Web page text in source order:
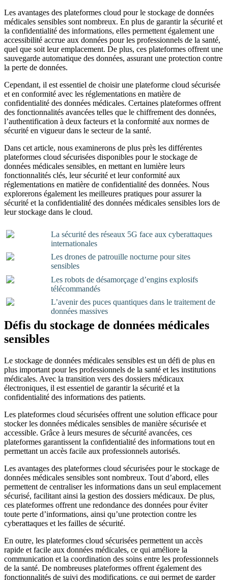
Les avantages des plateformes cloud pour le stockage de données
médicales sensibles sont nombreux. En plus de garantir la sécurité et
la confidentialité des informations, elles permettent également une
accessibilité accrue aux données pour les professionnels de la santé,
quel que soit leur emplacement. De plus, ces plateformes offrent une
sauvegarde automatique des données, assurant une protection contre
la perte de données.
Cependant, il est essentiel de choisir une plateforme cloud sécurisée
et en conformité avec les réglementations en matière de
confidentialité des données médicales. Certaines plateformes offrent
des fonctionnalités avancées telles que le chiffrement des données,
l’authentification à deux facteurs et la conformité aux normes de
sécurité en vigueur dans le secteur de la santé.
Dans cet article, nous examinerons de plus près les différentes
plateformes cloud sécurisées disponibles pour le stockage de
données médicales sensibles, en mettant en lumière leurs
fonctionnalités clés, leur sécurité et leur conformité aux
réglementations en matière de confidentialité des données. Nous
explorerons également les meilleures pratiques pour assurer la
sécurité et la confidentialité des données médicales sensibles lors de
leur stockage dans le cloud.
La sécurité des réseaux 5G face aux cyberattaques
internationales
Les drones de patrouille nocturne pour sites
sensibles
Les robots de désamorçage d’engins explosifs
télécommandés
L’avenir des puces quantiques dans le traitement de
données massives
Défis du stockage de données médicales
sensibles
Le stockage de données médicales sensibles est un défi de plus en
plus important pour les professionnels de la santé et les institutions
médicales. Avec la transition vers des dossiers médicaux
électroniques, il est essentiel de garantir la sécurité et la
confidentialité des informations des patients.
Les plateformes cloud sécurisées offrent une solution efficace pour
stocker les données médicales sensibles de manière sécurisée et
accessible. Grâce à leurs mesures de sécurité avancées, ces
plateformes garantissent la confidentialité des informations tout en
permettant un accès facile aux professionnels autorisés.
Les avantages des plateformes cloud sécurisées pour le stockage de
données médicales sensibles sont nombreux. Tout d’abord, elles
permettent de centraliser les informations dans un seul emplacement
sécurisé, facilitant ainsi la gestion des dossiers médicaux. De plus,
ces plateformes offrent une redondance des données pour éviter
toute perte d’informations, ainsi qu’une protection contre les
cyberattaques et les failles de sécurité.
En outre, les plateformes cloud sécurisées permettent un accès
rapide et facile aux données médicales, ce qui améliore la
communication et la coordination des soins entre les professionnels
de la santé. De nombreuses plateformes offrent également des
fonctionnalités de suivi des modifications, ce qui permet de garder